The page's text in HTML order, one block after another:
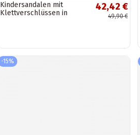
Kindersandalen mit
Klettverschlüssen in
42,42 €
49,90 €
-15%